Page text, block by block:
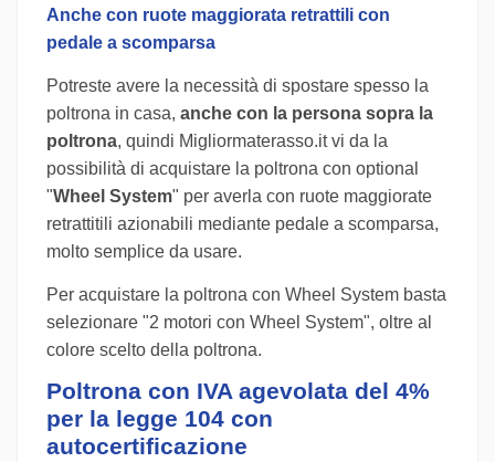
Anche con ruote maggiorata retrattili con
pedale a scomparsa
Potreste avere la necessità di spostare spesso la
poltrona in casa, anche con la persona sopra la
poltrona, quindi Migliormaterasso.it vi da la
possibilità di acquistare la poltrona con optional
"Wheel System" per averla con ruote maggiorate
retrattitili azionabili mediante pedale a scomparsa,
molto semplice da usare.
Per acquistare la poltrona con Wheel System basta
selezionare "2 motori con Wheel System", oltre al
colore scelto della poltrona.
Poltrona con IVA agevolata del 4%
per la legge 104 con
autocertificazione